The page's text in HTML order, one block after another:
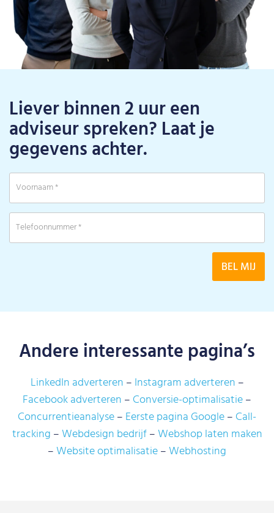
Liever binnen 2 uur een
adviseur spreken? Laat je
gegevens achter.
Andere interessante pagina’s
LinkedIn adverteren
Instagram adverteren
Facebook adverteren
Conversie-optimalisatie
Concurrentieanalyse
Eerste pagina Google
Call-
tracking
Webdesign bedrijf
Webshop laten maken
Website optimalisatie
Webhosting